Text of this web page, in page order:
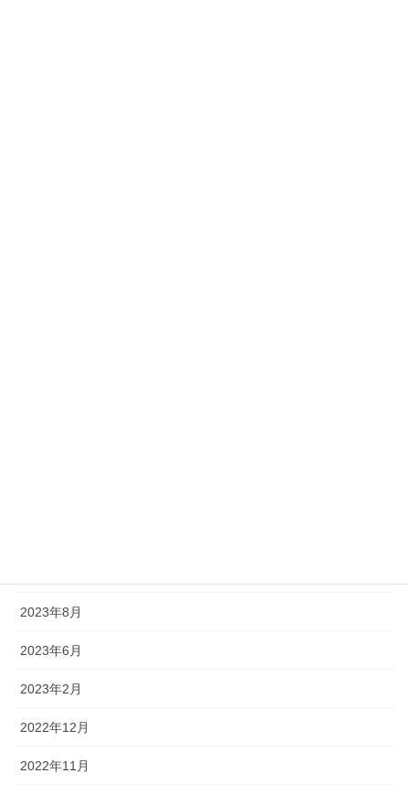
2023年8月
2023年6月
2023年2月
2022年12月
2022年11月